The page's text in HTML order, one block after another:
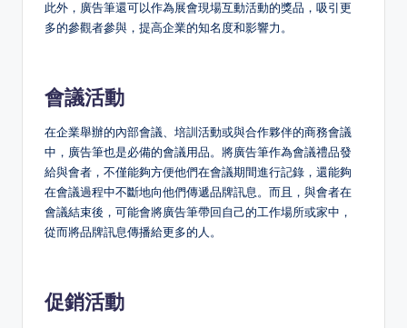
此外，廣告筆還可以作為展會現場互動活動的獎品，吸引更
多的參觀者參與，提高企業的知名度和影響力。
會議活動
在企業舉辦的內部會議、培訓活動或與合作夥伴的商務會議
中，廣告筆也是必備的會議用品。將廣告筆作為會議禮品發
給與會者，不僅能夠方便他們在會議期間進行記錄，還能夠
在會議過程中不斷地向他們傳遞品牌訊息。而且，與會者在
會議結束後，可能會將廣告筆帶回自己的工作場所或家中，
從而將品牌訊息傳播給更多的人。
促銷活動